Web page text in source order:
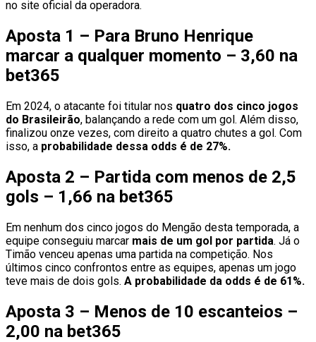
no site oficial da operadora.
Aposta 1 – Para Bruno Henrique
marcar a qualquer momento – 3,60 na
bet365
Em 2024, o atacante foi titular nos quatro dos cinco jogos
do Brasileirão, balançando a rede com um gol. Além disso,
finalizou onze vezes, com direito a quatro chutes a gol. Com
isso, a probabilidade dessa odds é de 27%.
Aposta 2 – Partida com menos de 2,5
gols – 1,66 na bet365
Em nenhum dos cinco jogos do Mengão desta temporada, a
equipe conseguiu marcar mais de um gol por partida. Já o
Timão venceu apenas uma partida na competição. Nos
últimos cinco confrontos entre as equipes, apenas um jogo
teve mais de dois gols. A probabilidade da odds é de 61%.
Aposta 3 – Menos de 10 escanteios –
2,00 na bet365